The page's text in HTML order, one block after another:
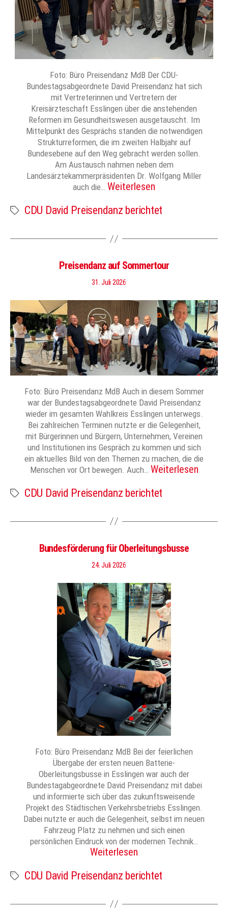
Foto: Büro Preisendanz MdB Der CDU-
Bundestagsabgeordnete David Preisendanz hat sich
mit Vertreterinnen und Vertretern der
Kreisärzteschaft Esslingen über die anstehenden
Reformen im Gesundheitswesen ausgetauscht. Im
Mittelpunkt des Gesprächs standen die notwendigen
Strukturreformen, die im zweiten Halbjahr auf
Bundesebene auf den Weg gebracht werden sollen.
Am Austausch nahmen neben dem
Landesärztekammerpräsidenten Dr. Wolfgang Miller
auch die… Weiterlesen
Schlagwörter
CDU David Preisendanz berichtet
Preisendanz auf Sommertour
31. Juli 2026
Foto: Büro Preisendanz MdB Auch in diesem Sommer
war der Bundestagsabgeordnete David Preisendanz
wieder im gesamten Wahlkreis Esslingen unterwegs.
Bei zahlreichen Terminen nutzte er die Gelegenheit,
mit Bürgerinnen und Bürgern, Unternehmen, Vereinen
und Institutionen ins Gespräch zu kommen und sich
ein aktuelles Bild von den Themen zu machen, die die
Menschen vor Ort bewegen. Auch… Weiterlesen
Schlagwörter
CDU David Preisendanz berichtet
Bundesförderung für Oberleitungsbusse
24. Juli 2026
Foto: Büro Preisendanz MdB Bei der feierlichen
Übergabe der ersten neuen Batterie-
Oberleitungsbusse in Esslingen war auch der
Bundestagabgeordnete David Preisendanz mit dabei
und informierte sich über das zukunftsweisende
Projekt des Städtischen Verkehrsbetriebs Esslingen.
Dabei nutzte er auch die Gelegenheit, selbst im neuen
Fahrzeug Platz zu nehmen und sich einen
persönlichen Eindruck von der modernen Technik…
Weiterlesen
Schlagwörter
CDU David Preisendanz berichtet